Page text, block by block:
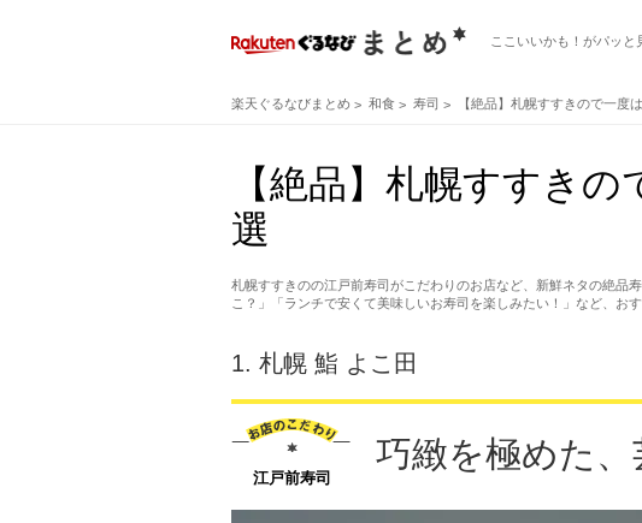
ここいいかも！がパッと
楽天ぐるなびまとめ 和食 寿司 【絶品】札幌すすきので一度
【絶品】札幌すすき
選
札幌すすきのの江戸前寿司がこだわりのお店など、新鮮ネタの絶品
こ？」「ランチで安くて美味しいお寿司を楽しみたい！」など、お
1. 札幌 鮨 よこ田
江戸前寿司
巧緻を極めた